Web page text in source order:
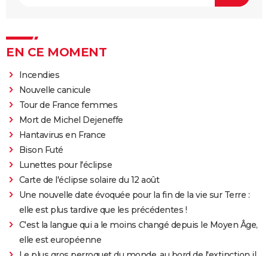
EN CE MOMENT
Incendies
Nouvelle canicule
Tour de France femmes
Mort de Michel Dejeneffe
Hantavirus en France
Bison Futé
Lunettes pour l'éclipse
Carte de l'éclipse solaire du 12 août
Une nouvelle date évoquée pour la fin de la vie sur Terre :
elle est plus tardive que les précédentes !
C'est la langue qui a le moins changé depuis le Moyen Âge,
elle est européenne